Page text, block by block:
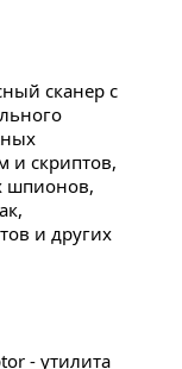
сканер с
и скриптов,
шпионов,
и других
- утилита